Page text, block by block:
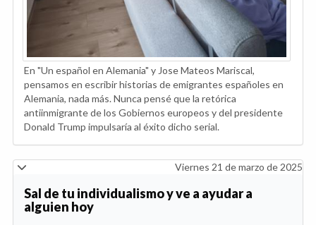
En "Un español en Alemania" y Jose Mateos Mariscal,
pensamos en escribir historias de emigrantes españoles en
Alemania, nada más. Nunca pensé que la retórica
antiinmigrante de los Gobiernos europeos y del presidente
Donald Trump impulsaría al éxito dicho serial.
Viernes 21 de marzo de 2025
Sal de tu individualismo y ve a ayudar a
alguien hoy